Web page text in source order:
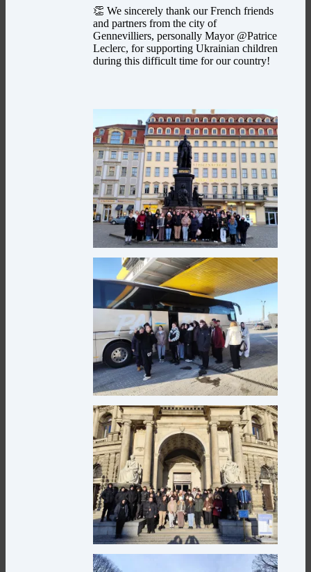
👏 We sincerely thank our French friends
and partners from the city of
Gennevilliers, personally Mayor @Patrice
Leclerc, for supporting Ukrainian children
during this difficult time for our country!